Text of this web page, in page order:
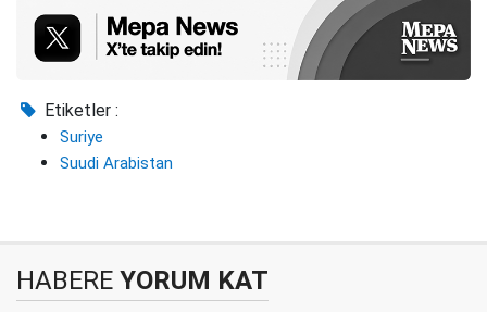
Etiketler :
Suriye
Suudi Arabistan
HABERE YORUM KAT